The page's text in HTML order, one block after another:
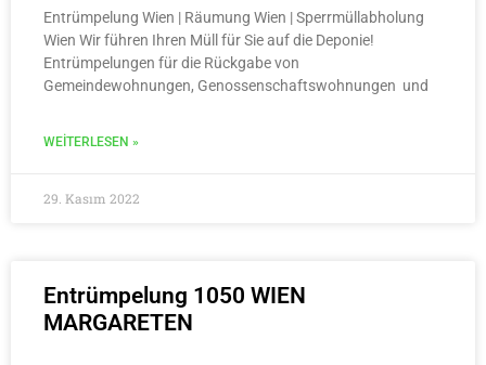
Entrümpelung Wien | Räumung Wien | Sperrmüllabholung
Wien Wir führen Ihren Müll für Sie auf die Deponie!
Entrümpelungen für die Rückgabe von
Gemeindewohnungen, Genossenschaftswohnungen und
WEITERLESEN »
29. Kasım 2022
Entrümpelung 1050 WIEN
MARGARETEN